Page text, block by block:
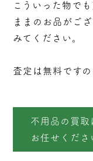
こういった物で
ままのお品がご
みてください。
査定は無料です
不用品の買取
お任せくださ